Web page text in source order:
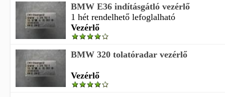
BMW E36 indításgátló vezérlő
1 hét rendelhető lefoglalható
Vezérlő
BMW 320 tolatóradar vezérlő
Vezérlő